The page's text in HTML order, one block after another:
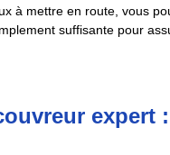
à mettre en route, vous
suffisante pour
expert